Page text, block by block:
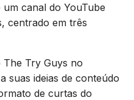
canal do YouTube
centrado em três
The Try Guys no
suas ideias de conteúdo
de curtas do